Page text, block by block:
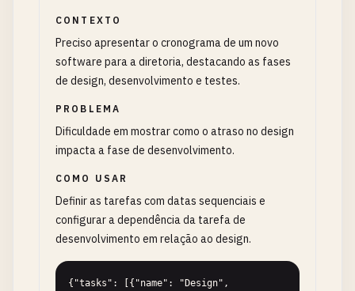
CONTEXTO
Preciso apresentar o cronograma de um novo
software para a diretoria, destacando as fases
de design, desenvolvimento e testes.
PROBLEMA
Dificuldade em mostrar como o atraso no design
impacta a fase de desenvolvimento.
COMO USAR
Definir as tarefas com datas sequenciais e
configurar a dependência da tarefa de
desenvolvimento em relação ao design.
{"tasks": [{"name": "Design",